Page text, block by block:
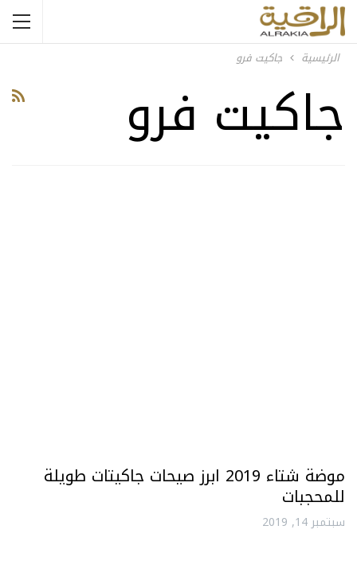
الرئيسية جاكيت فرو
جاكيت فرو
موضة شتاء 2019 ابرز صيحات جاكيتات طويلة
للمحجبات
سبتمبر 14, 2019